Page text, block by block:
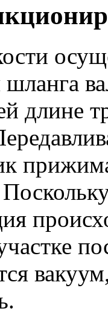
шланга
длине